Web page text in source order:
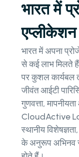
भारत में
भारत में अपना
से कई लाभ मिलते
पर कुशल कार्यबल
जीवंत आईटी
गुणवत्ता,
CloudActive
स्थानीय
के अनुरूप अभिनव